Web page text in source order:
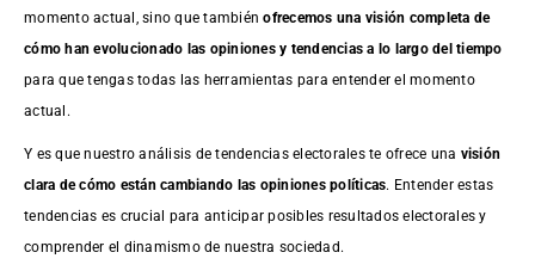
momento actual, sino que tambiénofrecemos una visión completa de
cómo han evolucionado las opiniones y tendencias a lo largo del tiempo
para que tengas todas las herramientas para entender el momento
actual.
Y es que nuestro análisis de tendencias electorales te ofrece una visión
clara de cómo están cambiando las opiniones políticas. Entender estas
tendencias es crucial para anticipar posibles resultados electorales y
comprender el dinamismo de nuestra sociedad.